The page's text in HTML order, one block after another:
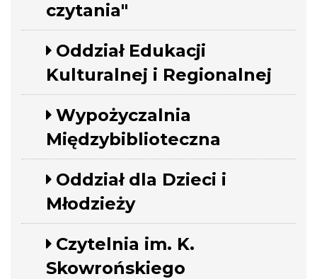
czytania"
Oddział Edukacji
Kulturalnej i Regionalnej
Wypożyczalnia
Międzybiblioteczna
Oddział dla Dzieci i
Młodzieży
Czytelnia im. K.
Skowrońskiego